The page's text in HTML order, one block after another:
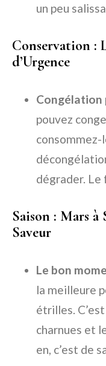
un peu
Conservation :
d’Urgence
Congélation
pouvez
dégrader. Le
Saison : Mars à
Saveur
Le bon
la meilleure
étrilles.
charnues et
en, c’est de